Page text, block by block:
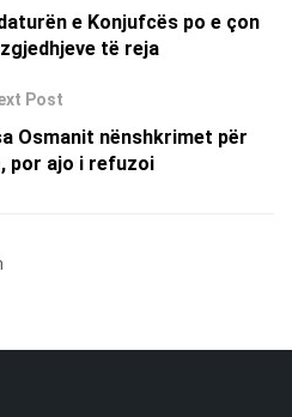
e Konjufcës po e çon
të reja
Post
Osmanit nënshkrimet për
por ajo i refuzoi